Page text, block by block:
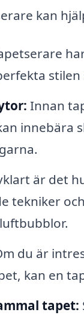
kan
Innan
innebära
är det
tekniker
du är
kan en
tapet: